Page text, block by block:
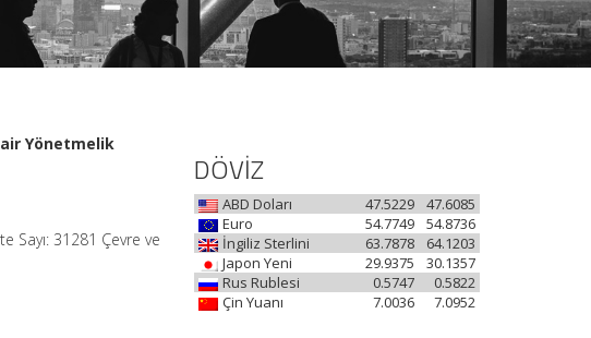
Yönetmelik
Sayı: 31281 Çevre ve
DÖVİZ
ABD Doları 47.6085
47.5229
Euro
54.8736
54.7749
İngiliz Sterlini
64.1203
63.7878
Japon Yeni
30.1357
29.9375
Rus Rublesi
0.5822
0.5747
Çin Yuanı
7.0952
7.0036